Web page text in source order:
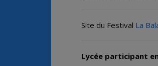
Site du Festival La
Lycée participant